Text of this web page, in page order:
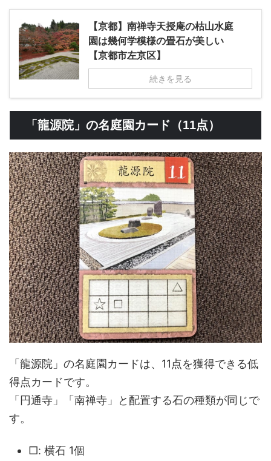
【京都】南禅寺天授庵の枯山水庭
園は幾何学模様の畳石が美しい
【京都市左京区】
続きを見る
「龍源院」の名庭園カード（11点）
「龍源院」の名庭園カードは、11点を獲得できる低
得点カードです。
「円通寺」「南禅寺」と配置する石の種類が同じで
す。
□: 横石 1個